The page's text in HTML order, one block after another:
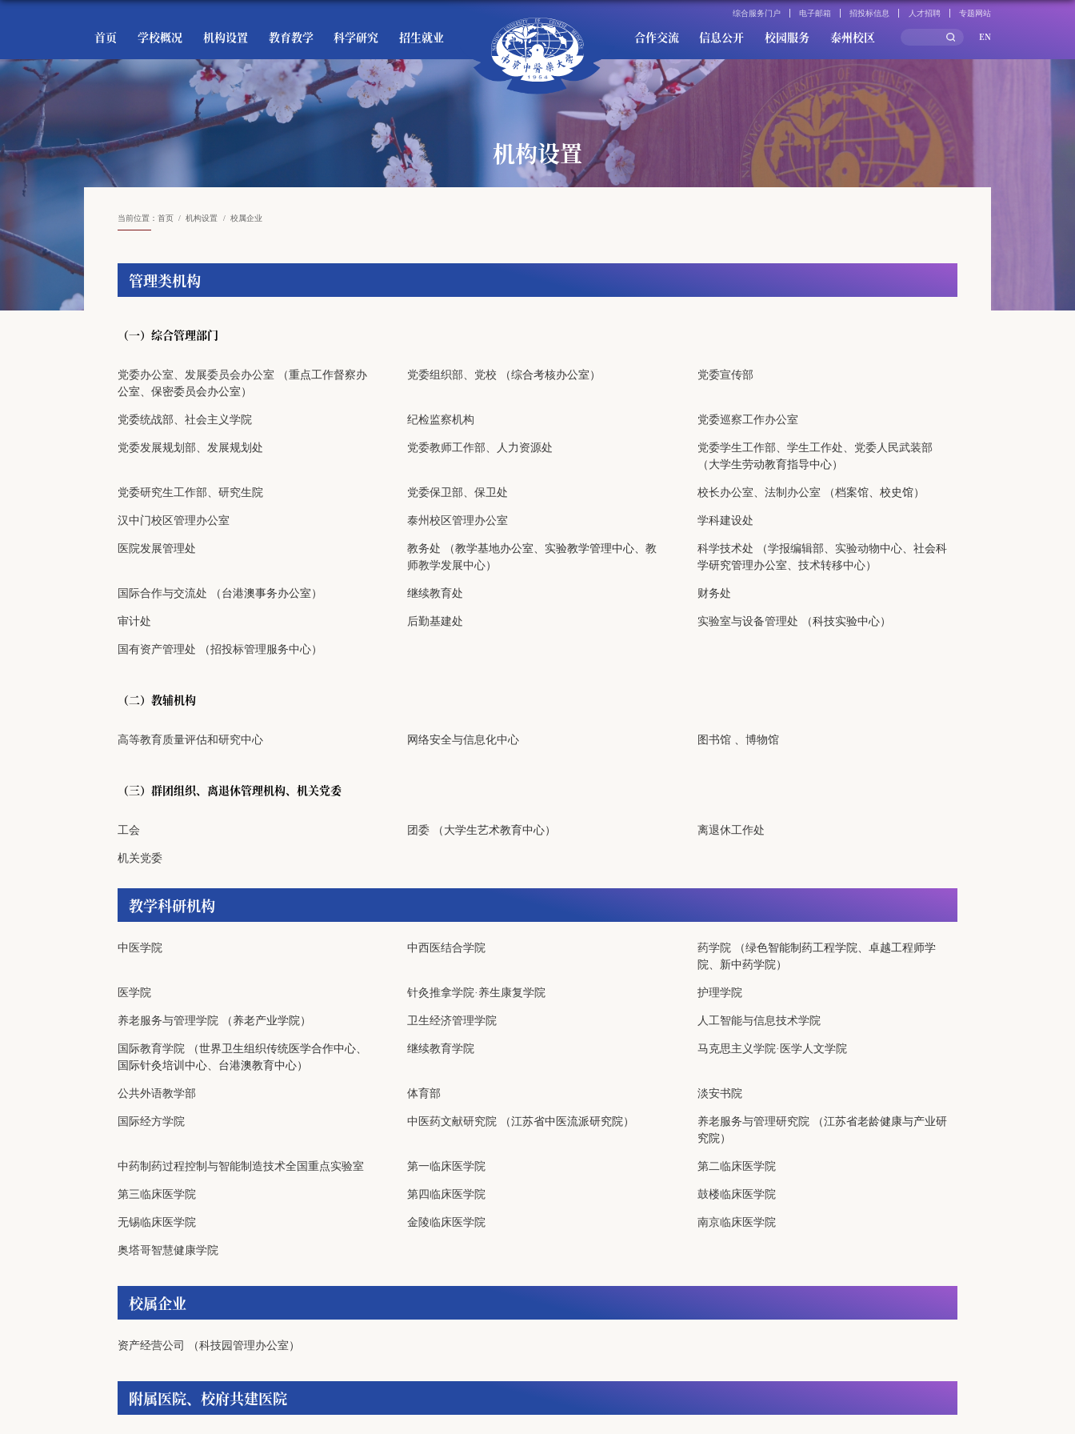
综合服务门户 电子邮箱 招投标信息 人才招聘 专题网站
首页 学校概况 机构设置 教育教学 科学研究 招生就业 合作交流 信息公开 校园服务 泰州校区 EN
机构设置
当前位置： 首页 机构设置 校属企业
管理类机构
（一）综合管理部门
党委办公室、发展委员会办公室
（重点工作督察办
公室、保密委员会办公室）
党委组织部、党校 （综合考核办公室） 党委宣传部
党委统战部、社会主义学院 纪检监察机构 党委巡察工作办公室
党委发展规划部、发展规划处 党委教师工作部、人力资源处
党委学生工作部、学生工作处、党委人民武装部
（大学生劳动教育指导中心）
党委研究生工作部、研究生院 党委保卫部、保卫处 校长办公室、法制办公室 （档案馆、校史馆）
汉中门校区管理办公室 泰州校区管理办公室 学科建设处
医院发展管理处 教务处 （教学基地办公室、实验教学管理中心、教
师教学发展中心）
科学技术处 （学报编辑部、 实验动物中心、社会科
学研究管理办公室、 技术转移中心）
国际合作与交流处 （台港澳事务办公室） 继续教育处 财务处
审计处 后勤基建处 实验室与设备管理处 （科技实验中心）
国有资产管理处 （招投标管理服务中心）
（二）教辅机构
高等教育质量评估和研究中心 网络安全与信息化中心 图书馆 、 博物馆
（三）群团组织、离退休管理机构、机关党委
工会 团委 （大学生艺术教育中心） 离退休工作处
机关党委
教学科研机构
中医学院 中西医结合学院 药学院
（绿色智能制药工程学院、卓越工程师学
院、新中药学院）
医学院 针灸推拿学院·养生康复学院 护理学院
养老服务与管理学院 （养老产业学院） 卫生经济管理学院 人工智能与信息技术学院
国际教育学院
（世界卫生组织传统医学合作中心、
国际针灸培训中心、台港澳教育中心）
继续教育学院 马克思主义学院·医学人文学院
公共外语教学部 体育部 淡安书院
国际经方学院 中医药文献研究院 （江苏省中医流派研究院） 养老服务与管理研究院
（江苏省老龄健康与产业研
究院）
中药制药过程控制与智能制造技术全国重点实验室 第一临床医学院 第二临床医学院
第三临床医学院 第四临床医学院 鼓楼临床医学院
无锡临床医学院 金陵临床医学院 南京临床医学院
奥塔哥智慧健康学院
校属企业
资产经营公司 （科技园管理办公室 ）
附属医院、校府共建医院